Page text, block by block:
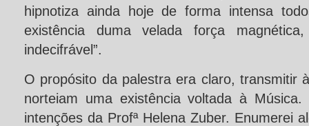
hipnotiza ainda hoje de forma intensa
existência duma velada força magnética,
indecifrável”.
O propósito da palestra era claro, transmitir
norteiam uma existência voltada à
intenções da Profª Helena Zuber. Enumerei